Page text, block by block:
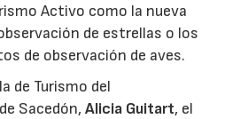
Activo como la nueva
de estrellas o los
de observación de aves.
de Turismo del
Sacedón,Alicia Guitart, el